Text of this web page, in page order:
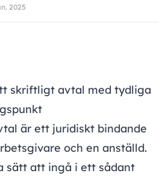
2025
skriftligt avtal med tydliga
är ett juridiskt bindande
och en anställd.
sätt att ingå i ett sådant